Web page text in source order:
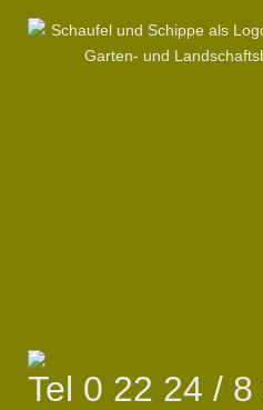
Tel 0 22 24 / 8